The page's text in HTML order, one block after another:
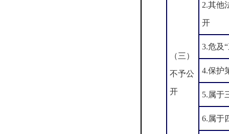
（三）
不予公
开
2.其他
开
3.危及
4.保护
5.属于
6.属于